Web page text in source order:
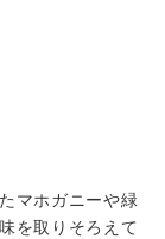
マホガニーや緑
を取りそろえて